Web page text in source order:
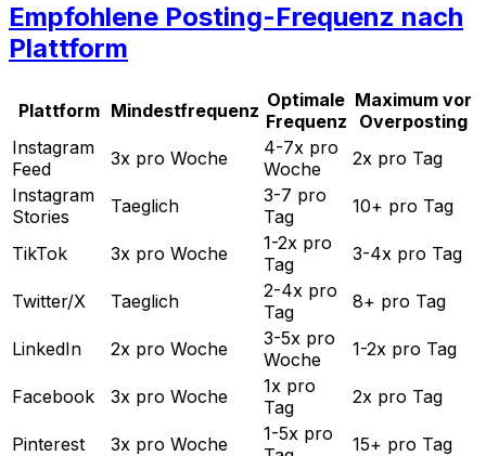
Empfohlene Posting-Frequenz nach
Plattform
Plattform Mindestfrequenz Optimale
Frequenz
Maximum vor
Overposting
Instagram
Feed
3x pro Woche
4-7x pro
Woche
2x pro Tag
Instagram
Stories
Taeglich
3-7 pro
Tag
10+ pro Tag
TikTok 3x pro Woche
1-2x pro
Tag
3-4x pro Tag
Twitter/X Taeglich
2-4x pro
Tag
8+ pro Tag
LinkedIn 2x pro Woche
3-5x pro
Woche
1-2x pro Tag
Facebook 3x pro Woche
1x pro
Tag
2x pro Tag
Pinterest 3x pro Woche
1-5x pro
15+ pro Tag